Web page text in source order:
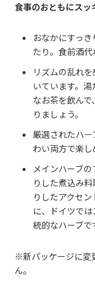
食事のおともにスッ
おなかにすっ
たり。食前酒代
リズムの乱れ
いています。
なお茶を飲ん
りましょう。
厳選されたハ
わい両方で楽し
メインハーブ
りした煮込み
りしたアクセ
に、ドイツで
統的なハーブで
※新パッケージに変
ん。